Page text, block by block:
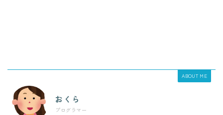
ABOUT ME
おくら
プログラマー